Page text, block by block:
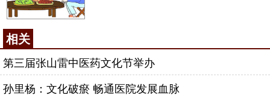
相关
第三届张山雷中医药文化节举办
孙里杨：文化破瘀 畅通医院发展血脉